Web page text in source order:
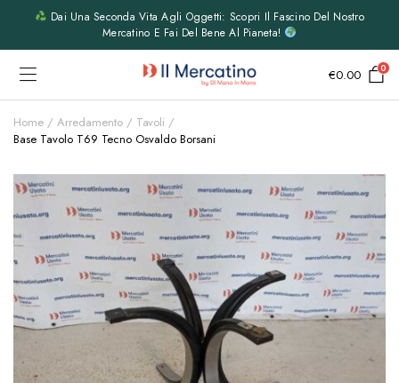
Dai Una Seconda Vita Agli Oggetti: Scopri Il Fascino Del Nostro
Mercatino E Fai Del Bene Al Pianeta!
€0.00 0
Home Arredamento
Tavoli
Base Tavolo T69 Tecno Osvaldo Borsani